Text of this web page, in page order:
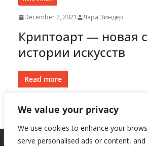
We value your privacy
We use cookies to enhance your
serve personalised ads or content,
December 2, 2021 Лара Зиндер
Криптоарт — новая
истории искусств
Read more